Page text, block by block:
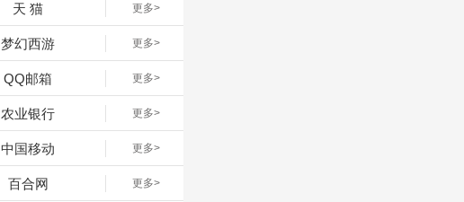
天 猫 更多>
梦幻西游 更多>
QQ邮箱 更多>
农业银行 更多>
中国移动 更多>
百合网 更多>